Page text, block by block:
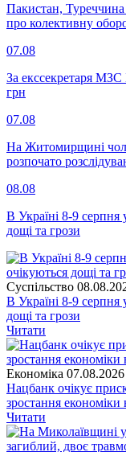
Пакистан, Туреччина
про колективну
07.08
За екссекретаря МЗС
грн
07.08
На Житомирщині
розпочато
08.08
В Україні 8-9 серпня
дощі та грози
Суспiльство
В Україні 8-9 серпня
дощі та грози
Читати
Економіка
Нацбанк очікує
зростання економіки
Читати